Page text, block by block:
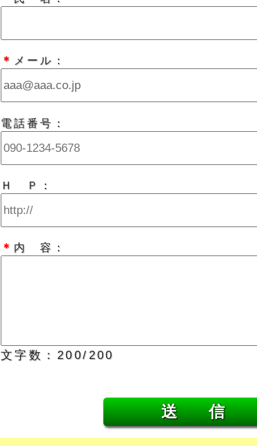
＊ メール：
電話番号：
Ｈ Ｐ：
＊ 内 容：
文字数： 200/200